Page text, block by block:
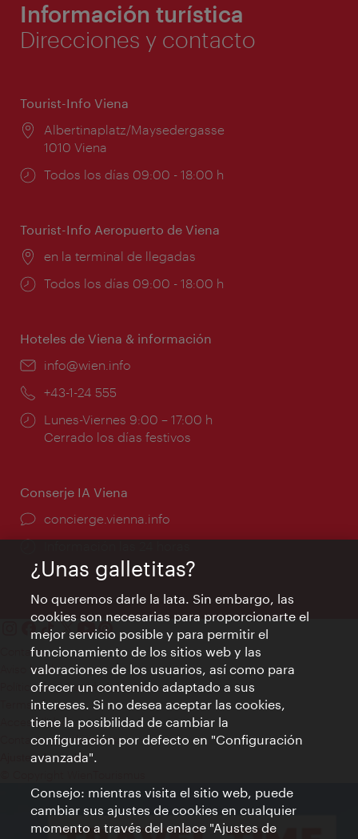
Información turística
Direcciones y contacto
Tourist-Info Viena
Lugar:
Albertinaplatz/Maysedergasse
1010 Viena
Horarios
Todos los días 09:00 - 18:00 h
Tourist-Info Aeropuerto de Viena
Lugar:
en la terminal de llegadas
Horarios
Todos los días 09:00 - 18:00 h
Hoteles de Viena & información
e-
info@wien.info
Teléfono:
+43-1-24 555
Horarios
de
Lunes-Viernes 9:00 – 17:00 h
Cerrado los días festivos
Conserje IA Viena
concierge.vienna.info
Contacto
Aviso legal
Política de privacidad de datos
Terms of Use
Accesibilidad
Contacto para la prensa
Ajustes de cookie
¿Unas galletitas?
No queremos darle la lata. Sin embargo, las
cookies son necesarias para proporcionarte el
mejor servicio posible y para permitir el
funcionamiento de los sitios web y las
valoraciones de los usuarios, así como para
ofrecer un contenido adaptado a sus
intereses. Si no desea aceptar las cookies,
tiene la posibilidad de cambiar la
configuración por defecto en "Configuración
avanzada".
Consejo: mientras visita el sitio web, puede
cambiar sus ajustes de cookies en cualquier
momento a través del enlace "Ajustes de